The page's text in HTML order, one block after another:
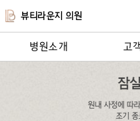
뷰티라운지 의원
병원소개 고
지
잠
원내 사정에 따
조기